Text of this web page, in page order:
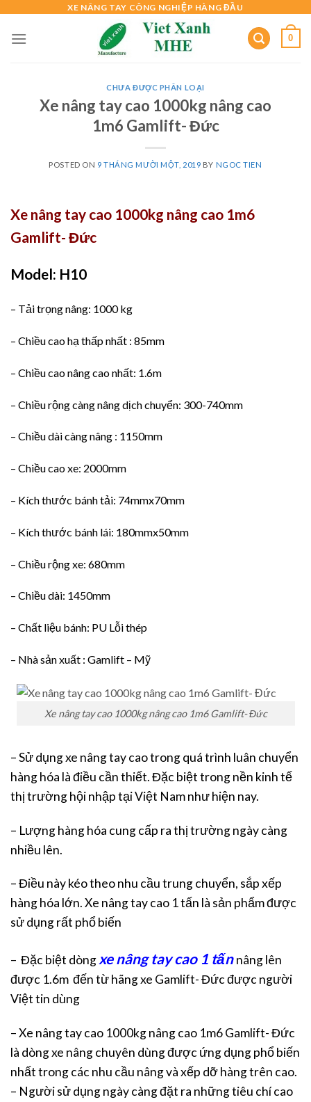
content
XE NÂNG TAY CÔNG NGHIỆP HÀNG ĐẦU
0
CHƯA ĐƯỢC PHÂN LOẠI
Xe nâng tay cao 1000kg nâng cao
1m6 Gamlift- Đức
POSTED ON 9 THÁNG MƯỜI MỘT, 2019 BY NGOC TIEN
Xe nâng tay cao 1000kg nâng cao 1m6
Gamlift- Đức
Model: H10
– Tải trọng nâng: 1000 kg
– Chiều cao hạ thấp nhất : 85mm
– Chiều cao nâng cao nhất: 1.6m
– Chiều rộng càng nâng dịch chuyển: 300-740mm
– Chiều dài càng nâng : 1150mm
– Chiều cao xe: 2000mm
– Kích thước bánh tải: 74mmx70mm
– Kích thước bánh lái: 180mmx50mm
– Chiều rộng xe: 680mm
– Chiều dài: 1450mm
– Chất liệu bánh: PU Lỗi thép
– Nhà sản xuất : Gamlift – Mỹ
Xe nâng tay cao 1000kg nâng cao 1m6 Gamlift- Đức
– Sử dụng xe nâng tay cao trong quá trình luân chuyển
hàng hóa là điều cần thiết. Đặc biệt trong nền kinh tế
thị trường hội nhập tại Việt Nam như hiện nay.
– Lượng hàng hóa cung cấp ra thị trường ngày càng
nhiều lên.
– Điều này kéo theo nhu cầu trung chuyển, sắp xếp
hàng hóa lớn. Xe nâng tay cao 1 tấn là sản phẩm được
sử dụng rất phổ biến
– Đặc biệt dòngxe nâng tay cao 1 tấn nâng lên
được 1.6m đến từ hãng xe Gamlift- Đức được người
Việt tin dùng
– Xe nâng tay cao 1000kg nâng cao 1m6 Gamlift- Đức
là dòng xe nâng chuyên dùng được ứng dụng phổ biến
nhất trong các nhu cầu nâng và xếp dỡ hàng trên cao.
– Người sử dụng ngày càng đặt ra những tiêu chí cao